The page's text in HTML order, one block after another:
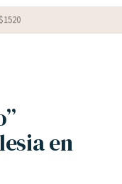
1520
en